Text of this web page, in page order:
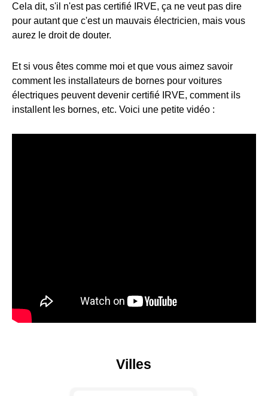
Cela dit, s'il n'est pas certifié IRVE, ça ne veut pas dire
pour autant que c'est un mauvais électricien, mais vous
aurez le droit de douter.
Et si vous êtes comme moi et que vous aimez savoir
comment les installateurs de bornes pour voitures
électriques peuvent devenir certifié IRVE, comment ils
installent les bornes, etc. Voici une petite vidéo :
Villes